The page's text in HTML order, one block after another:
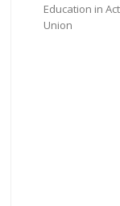
Education in
Union